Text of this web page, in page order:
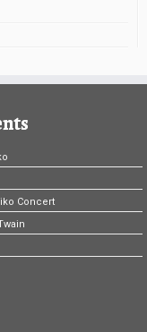
Concert